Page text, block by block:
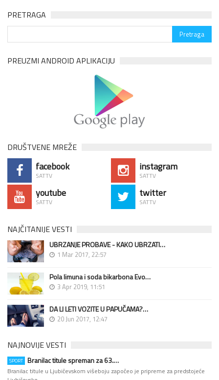
PRETRAGA
PREUZMI ANDROID APLIKACIJU
DRUŠTVENE MREŽE
facebook
SATTV
instagram
SATTV
youtube
SATTV
twitter
SATTV
NAJČITANIJE VESTI
UBRZANJE PROBAVE - KAKO UBRZATI…
1 Mar 2017, 22:57
Pola limuna i soda bikarbona Evo…
3 Apr 2019, 11:51
DA LI LETI VOZITE U PAPUČAMA?…
20 Jun 2017, 12:47
NAJNOVIJE VESTI
SPORT Branilac titule spreman za 63.…
Branilac titule u Ljubičevskom višeboju započeo je pripreme za predstojeće